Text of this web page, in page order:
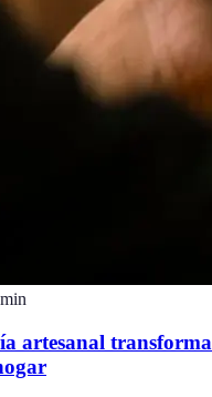
min
artesanal